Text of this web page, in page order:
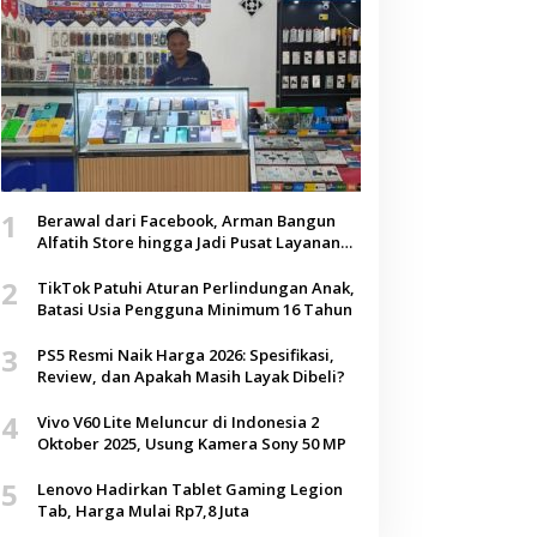
1
Berawal dari Facebook, Arman Bangun
Alfatih Store hingga Jadi Pusat Layanan
2
TikTok Patuhi Aturan Perlindungan Anak,
Batasi Usia Pengguna Minimum 16 Tahun
3
PS5 Resmi Naik Harga 2026: Spesifikasi,
Review, dan Apakah Masih Layak Dibeli?
4
Vivo V60 Lite Meluncur di Indonesia 2
Oktober 2025, Usung Kamera Sony 50 MP
5
Lenovo Hadirkan Tablet Gaming Legion
Tab, Harga Mulai Rp7,8 Juta